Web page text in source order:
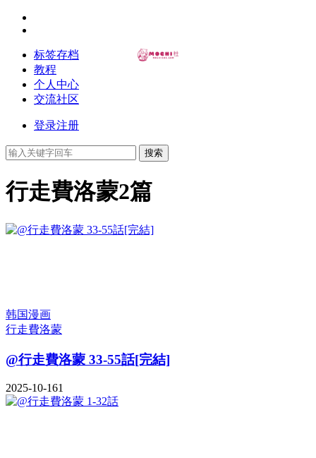
标签存档
教程
个人中心
交流社区
登录注册
搜索
行走費洛蒙2篇
韩国漫画
行走費洛蒙
@行走費洛蒙 33-55話[完結]
2025-10-161